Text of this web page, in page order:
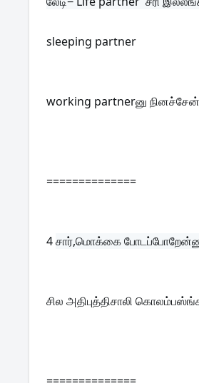
sleeping partner
working partnerனு
==============
4 சார்,மொக்கை
சில அதிபுத்திசாலி